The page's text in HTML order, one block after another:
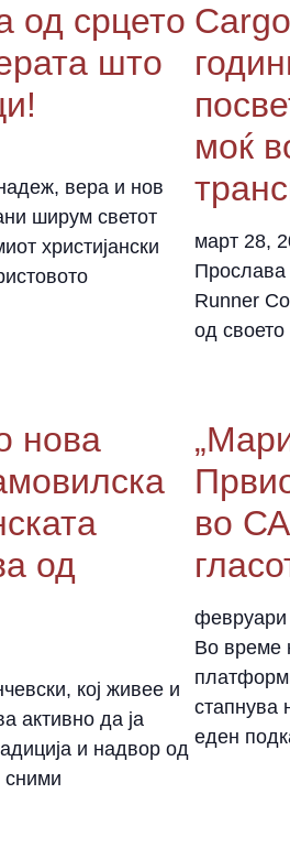
од срцето
што
вера и нов
ширум светот
христијански
моќ
март 28,
Прослава
Runner
од своето
нова
од
кој живее и
активно да ја
и надвор од
сними
во
февруари
Во време
стапнува
еден